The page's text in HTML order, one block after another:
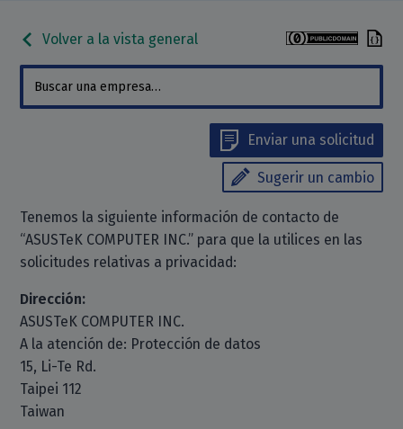
Volver a la vista general
Enviar una solicitud
Sugerir un cambio
Tenemos la siguiente información de contacto de
“ASUSTeK COMPUTER INC.” para que la utilices en las
solicitudes relativas a privacidad:
Dirección:
ASUSTeK COMPUTER INC.
A la atención de: Protección de datos
15, Li-Te Rd.
Taipei 112
Taiwan